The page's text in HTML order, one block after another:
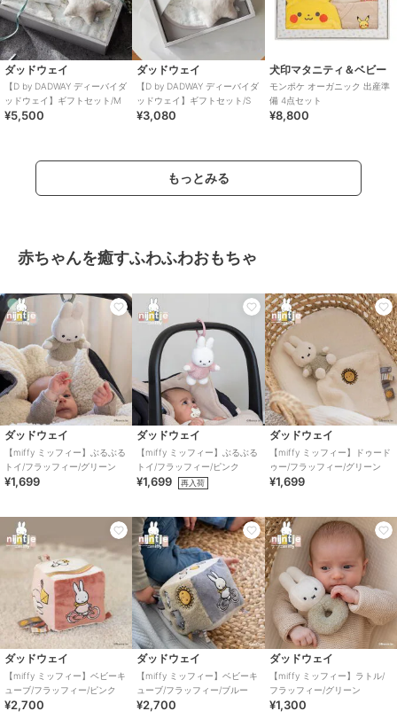
ダッドウェイ
【D by DADWAY ディーバイダ
ッドウェイ】ギフトセット/M
¥5,500
ダッドウェイ
【D by DADWAY ディーバイダ
ッドウェイ】ギフトセット/S
¥3,080
犬印マタニティ＆ベビー
モンポケ オーガニック 出産準
備 4点セット
¥8,800
もっとみる
赤ちゃんを癒すふわふわおもちゃ
ダッドウェイ
【miffy ミッフィー】ぶるぶる
トイ/フラッフィー/グリーン
¥1,699
ダッドウェイ
【miffy ミッフィー】ぶるぶる
トイ/フラッフィー/ピンク
¥1,699 再入荷
ダッドウェイ
【miffy ミッフィー】ドゥード
ゥー/フラッフィー/グリーン
¥1,699
ダッドウェイ
【miffy ミッフィー】ベビーキ
ューブ/フラッフィー/ピンク
¥2,700
ダッドウェイ
【miffy ミッフィー】ベビーキ
ューブ/フラッフィー/ブルー
¥2,700
ダッドウェイ
【miffy ミッフィー】ラトル/
フラッフィー/グリーン
¥1,300